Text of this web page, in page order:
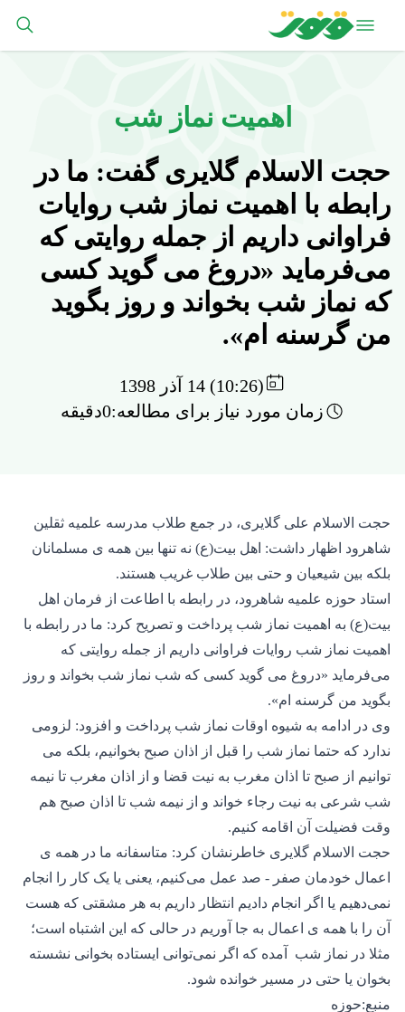
اهمیت نماز شب
حجت الاسلام گلایری گفت: ما در
رابطه با اهمیت نماز شب روایات
فراوانی داریم از جمله روایتی که
می‌فرماید «دروغ می گوید کسی
که نماز شب بخواند و روز بگوید
من گرسنه ام».
(10:26) 14 آذر 1398
زمان مورد نیاز برای مطالعه:0دقیقه
حجت الاسلام علی گلایری، در جمع طلاب مدرسه علمیه ثقلین
شاهرود اظهار داشت: اهل بیت(ع) نه تنها بین همه ی مسلمانان
بلکه بین شیعیان و حتی بین طلاب غریب هستند.
استاد حوزه علمیه شاهرود، در رابطه با اطاعت از فرمان اهل
بیت(ع) به اهمیت نماز شب پرداخت و تصریح کرد: ما در رابطه با
اهمیت نماز شب روایات فراوانی داریم از جمله روایتی که
می‌فرماید «دروغ می گوید کسی که شب نماز شب بخواند و روز
بگوید من گرسنه ام».
وی در ادامه به شیوه اوقات نماز شب پرداخت و افزود: لزومی
ندارد که حتما نماز شب را قبل از اذان صبح بخوانیم، بلکه می
توانیم از صبح تا اذان مغرب به نیت قضا و از اذان مغرب تا نیمه
شب شرعی به نیت رجاء خواند و از نیمه شب تا اذان صبح هم
وقت فضیلت آن اقامه کنیم.
حجت الاسلام گلایری خاطرنشان کرد: متاسفانه ما در همه ی
اعمال خودمان صفر - صد عمل می‌کنیم، یعنی یا یک کار را انجام
نمی‌دهیم یا اگر انجام دادیم انتظار داریم به هر مشقتی که هست
آن را با همه ی اعمال به جا آوریم در حالی که این اشتباه است؛
مثلا در نماز شب آمده که اگر نمی‌توانی ایستاده بخوانی نشسته
بخوان یا حتی در مسیر خوانده شود.
منبع:حوزه